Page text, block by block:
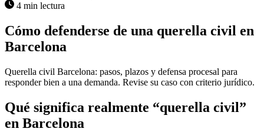
4 min lectura
Cómo defenderse de una querella civil en
Barcelona
Querella civil Barcelona: pasos, plazos y defensa procesal para
responder bien a una demanda. Revise su caso con criterio jurídico.
Qué significa realmente “querella civil”
en Barcelona